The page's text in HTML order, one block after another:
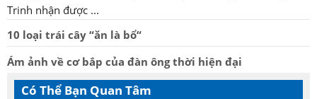
Trinh nhận được ...
10 loại trái cây “ăn là bổ“
Ám ảnh về cơ bắp của đàn ông thời hiện đại
Có Thể Bạn Quan Tâm